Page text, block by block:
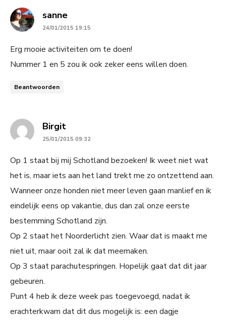
sannesays:
24/01/2015 19:15
Erg mooie activiteiten om te doen!
Nummer 1 en 5 zou ik ook zeker eens willen doen.
Beantwoorden
Birgitsays:
25/01/2015 09:32
Op 1 staat bij mij Schotland bezoeken! Ik weet niet wat
het is, maar iets aan het land trekt me zo ontzettend aan.
Wanneer onze honden niet meer leven gaan manlief en ik
eindelijk eens op vakantie, dus dan zal onze eerste
bestemming Schotland zijn.
Op 2 staat het Noorderlicht zien. Waar dat is maakt me
niet uit, maar ooit zal ik dat meemaken.
Op 3 staat parachutespringen. Hopelijk gaat dat dit jaar
gebeuren.
Punt 4 heb ik deze week pas toegevoegd, nadat ik
erachterkwam dat dit dus mogelijk is: een dagje